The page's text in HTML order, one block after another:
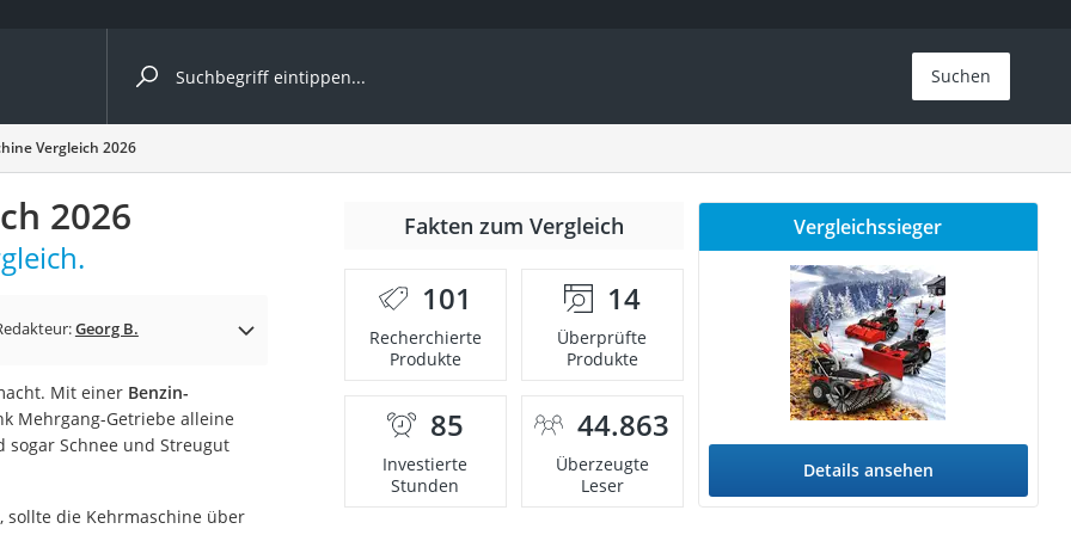
nach Kategorie
Innengeräte
Suchen
Vergleich 2026
2026
Georg B.
Mit einer Benzin-
Mehrgang-Getriebe alleine
sogar Schnee und Streugut
sollte die Kehrmaschine über
Fakten zum Vergleich
101
Recherchierte
Produkte
14
Überprüfte
Produkte
85
Investierte
Stunden
44.863
Überzeugte
Leser
Vergleichssieger
Details ansehen